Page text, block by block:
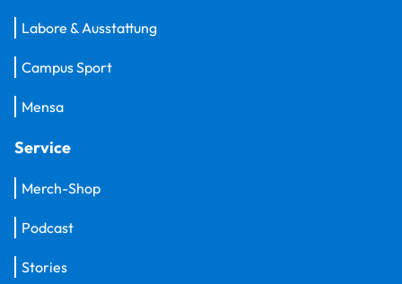
Labore & Ausstattung
Campus Sport
Mensa
Service
Merch-Shop
Podcast
Stories